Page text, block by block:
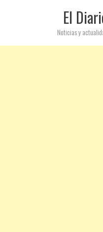
El
Noticias y